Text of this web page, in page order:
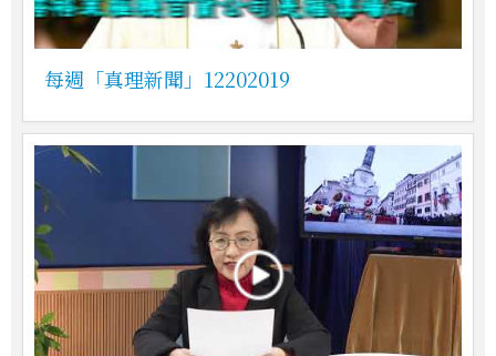
每週「真理新聞」12202019